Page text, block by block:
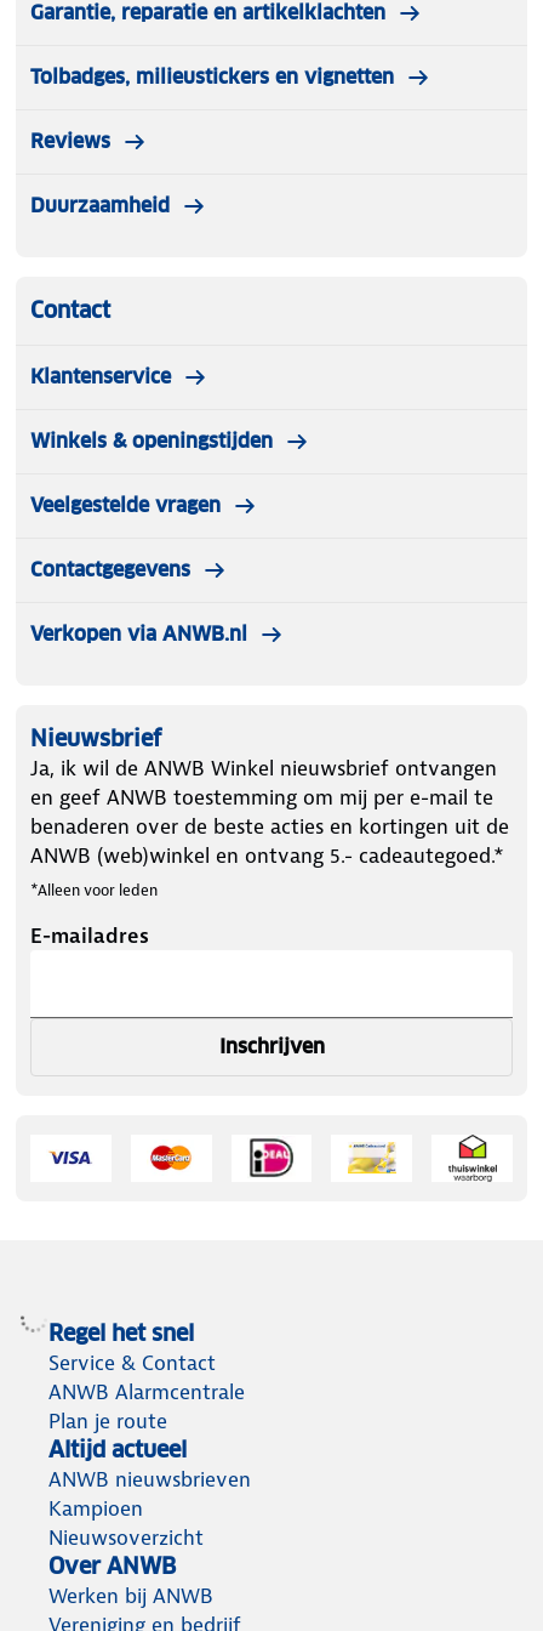
Garantie, reparatie en artikelklachten
Tolbadges, milieustickers en vignetten
Reviews
Duurzaamheid
Contact
Klantenservice
Winkels & openingstijden
Veelgestelde vragen
Contactgegevens
Verkopen via ANWB.nl
Nieuwsbrief
Ja, ik wil de ANWB Winkel nieuwsbrief ontvangen
en geef ANWB toestemming om mij per e-mail te
benaderen over de beste acties en kortingen uit de
ANWB (web)winkel en ontvang 5.- cadeautegoed.*
*Alleen voor leden
E-mailadres
Inschrijven
Regel het snel
Service & Contact
ANWB Alarmcentrale
Plan je route
Altijd actueel
ANWB nieuwsbrieven
Kampioen
Nieuwsoverzicht
Over ANWB
Werken bij ANWB
Vereniging en bedrijf